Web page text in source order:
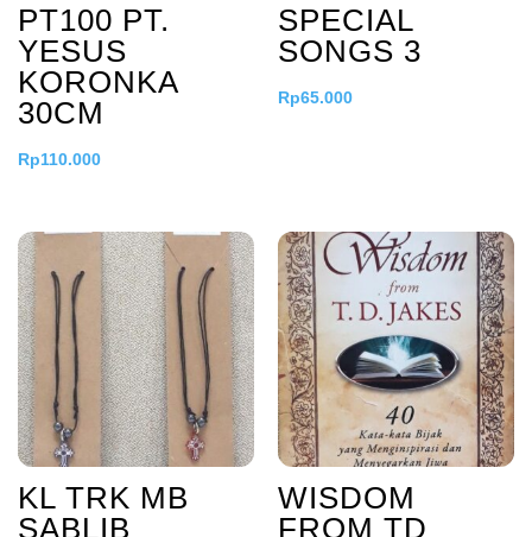
PT100 PT.
YESUS
KORONKA
30CM
Rp110.000
SPECIAL
SONGS 3
Rp65.000
KL TRK MB
SABLIB
WISDOM
FROM TD